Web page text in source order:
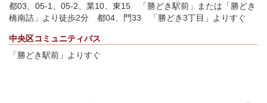
都03、05-1、05-2、業10、東15 「勝どき駅前」または「勝どき
橋南詰」より徒歩2分 都04、門33 「勝どき3丁目」よりすぐ
中央区コミュニティバス
「勝どき駅前」よりすぐ